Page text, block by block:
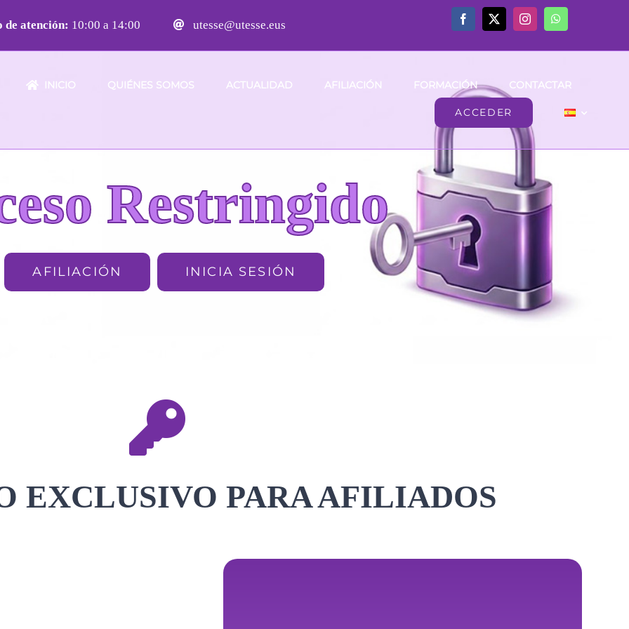
atención: 10:00 a 14:00 utesse@utesse.eus
INICIO QUIÉNES SOMOS ACTUALIDAD AFILIACIÓN FORMACIÓN CONTACTAR
ACCEDER
Restringido
AFILIACIÓN INICIA SESIÓN
EXCLUSIVO PARA AFILIADOS